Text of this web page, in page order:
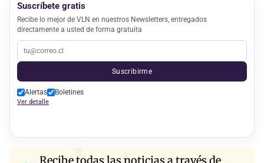
Suscríbete gratis
Recibe lo mejor de VLN en nuestros Newsletters, entregados
directamente a usted de forma gratuita
Suscribirme
Alertas Boletines
Ver detalle